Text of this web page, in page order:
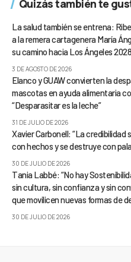
Quizás también te
La salud también se entrena:
a la remera cartagenera María
su camino hacia Los Ángeles 2028
3 DE AGOSTO DE 2026
Elanco y GUAW convierten la
mascotas en ayuda alimentaria
“Desparasitar es la leche”
31 DE JULIO DE 2026
Xavier Carbonell: “La credibilidad
con hechos y se destruye con
30 DE JULIO DE 2026
Tania Labbé: “No hay
sin cultura, sin confianza y sin
que movilicen nuevas formas de
30 DE JULIO DE 2026